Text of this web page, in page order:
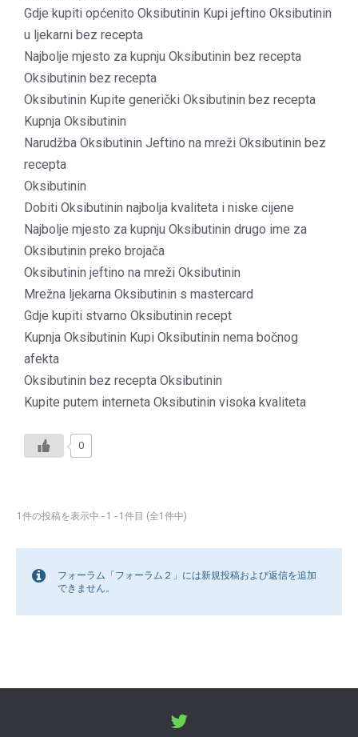
Gdje kupiti općenito Oksibutinin Kupi jeftino Oksibutinin
u ljekarni bez recepta
Najbolje mjesto za kupnju Oksibutinin bez recepta
Oksibutinin bez recepta
Oksibutinin Kupite generički Oksibutinin bez recepta
Kupnja Oksibutinin
Narudžba Oksibutinin Jeftino na mreži Oksibutinin bez
recepta
Oksibutinin
Dobiti Oksibutinin najbolja kvaliteta i niske cijene
Najbolje mjesto za kupnju Oksibutinin drugo ime za
Oksibutinin preko brojača
Oksibutinin jeftino na mreži Oksibutinin
Mrežna ljekarna Oksibutinin s mastercard
Gdje kupiti stvarno Oksibutinin recept
Kupnja Oksibutinin Kupi Oksibutinin nema bočnog
afekta
Oksibutinin bez recepta Oksibutinin
Kupite putem interneta Oksibutinin visoka kvaliteta
0
1件の投稿を表示中 - 1 - 1件目 (全1件中)
フォーラム「フォーラム２」には新規投稿および返信を追加
できません。